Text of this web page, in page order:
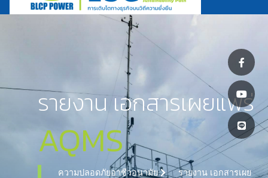
รายงาน เอกสารเผยแพร่
AQMS
ความปลอดภัยอาชีวอนามัย
รายงาน เอกสารเผย